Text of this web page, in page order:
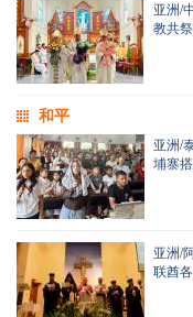
亚洲/
教共
和平
亚洲/
埔寨
亚洲/
联酋